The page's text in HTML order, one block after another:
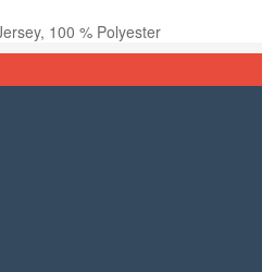
100 % Polyester